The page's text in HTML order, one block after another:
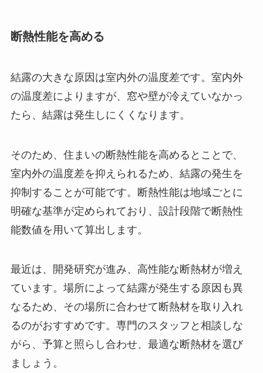
断熱性能を高める
結露の大きな原因は室内外の温度差です。室内外
の温度差によりますが、窓や壁が冷えていなかっ
たら、結露は発生しにくくなります。
そのため、住まいの断熱性能を高めるとことで、
室内外の温度差を抑えられるため、結露の発生を
抑制することが可能です。断熱性能は地域ごとに
明確な基準が定められており、設計段階で断熱性
能数値を用いて算出します。
最近は、開発研究が進み、高性能な断熱材が増え
ています。場所によって結露が発生する原因も異
なるため、その場所に合わせて断熱材を取り入れ
るのがおすすめです。専門のスタッフと相談しな
がら、予算と照らし合わせ、最適な断熱材を選び
ましょう。